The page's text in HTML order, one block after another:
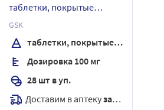
таблетки, покрытые
пленочной оболочкой
GSK
таблетки, покрытые пленочной оболочкой
Дозировка 100 мг
28 шт в уп.
Доставим в аптекузавтра